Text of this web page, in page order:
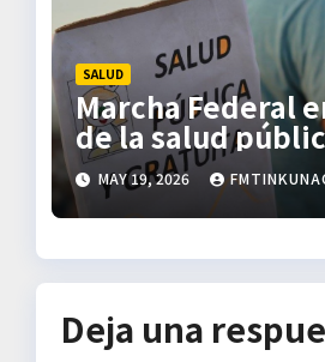
d
a
s
SALUD
Marcha Federal
de la salud
MAY 19, 2026
Deja una